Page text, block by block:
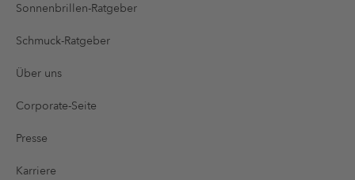
Sonnenbrillen-Ratgeber
Schmuck-Ratgeber
Über uns
Corporate-Seite
Presse
Karriere